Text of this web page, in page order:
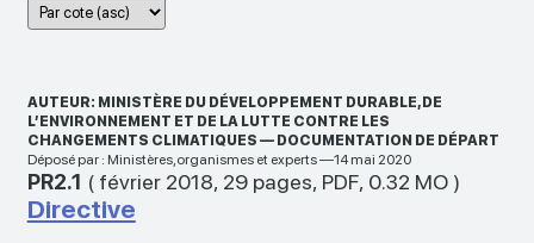
AUTEUR: MINISTÈRE DU DÉVELOPPEMENT DURABLE, DE
L’ENVIRONNEMENT ET DE LA LUTTE CONTRE LES
CHANGEMENTS CLIMATIQUES — DOCUMENTATION DE DÉPART
Déposé par : Ministères,organismes et experts —14 mai 2020
PR2.1 ( février 2018, 29 pages, PDF, 0.32 MO)
Directive